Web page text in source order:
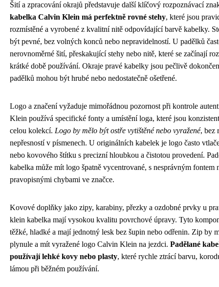
Šití a zpracování okrajů představuje další klíčový rozpoznávací
kabelka Calvin Klein má perfektně rovné stehy, které jsou
rozmístěné a vyrobené z kvalitní nitě odpovídající barvě kabelky.
být pevné, bez volných konců nebo nepravidelností. U padělků
nerovnoměrné šití, přeskakující stehy nebo nitě, které se začínají
krátké době používání. Okraje pravé kabelky jsou pečlivě
padělků mohou být hrubé nebo nedostatečně ošetřené.
Logo a značení vyžaduje mimořádnou pozornost při kontrole
Klein používá specifické fonty a umístění loga, které jsou
celou kolekcí. Logo by mělo být ostře vytištěné nebo vyražené, bez
nepřesností v písmenech. U originálních kabelek je logo často
nebo kovového štítku s precizní hloubkou a čistotou provedení.
kabelka může mít logo špatně vycentrované, s nesprávným fontem
pravopisnými chybami ve značce.
Kovové doplňky jako zipy, karabiny, přezky a ozdobné prvky u
klein kabelka mají vysokou kvalitu povrchové úpravy. Tyto
těžké, hladké a mají jednotný lesk bez šupin nebo odřenin. Zip by
plynule a mít vyražené logo Calvin Klein na jezdci. Padělané
používají lehké kovy nebo plasty, které rychle ztrácí barvu,
lámou při běžném používání.